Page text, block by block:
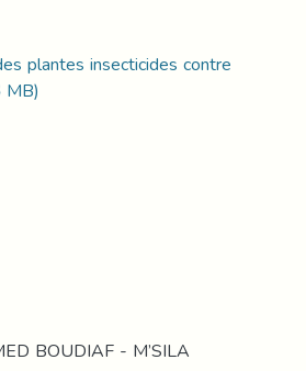
plantes insecticides contre
MB)
BOUDIAF - M’SILA